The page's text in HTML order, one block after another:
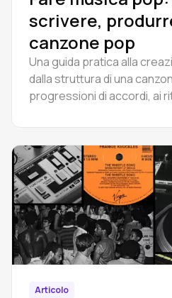
scrivere,
canzone pop
Una guida pratica alla
dalla struttura di una
progressioni di accordi, ai
Articolo